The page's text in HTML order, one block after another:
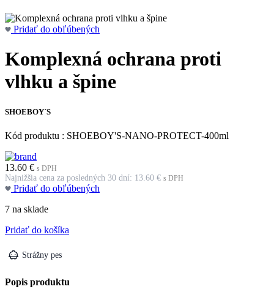
Pridať do obľúbených
Komplexná ochrana proti
vlhku a špine
SHOEBOY´S
Kód produktu : SHOEBOY'S-NANO-PROTECT-400ml
13.60 € s DPH
Najnižšia cena za posledných 30 dní: 13.60 € s DPH
Pridať do obľúbených
7 na sklade
množstvo
ochrana
proti
a
Pridať do košíka
Strážny pes
Popis produktu